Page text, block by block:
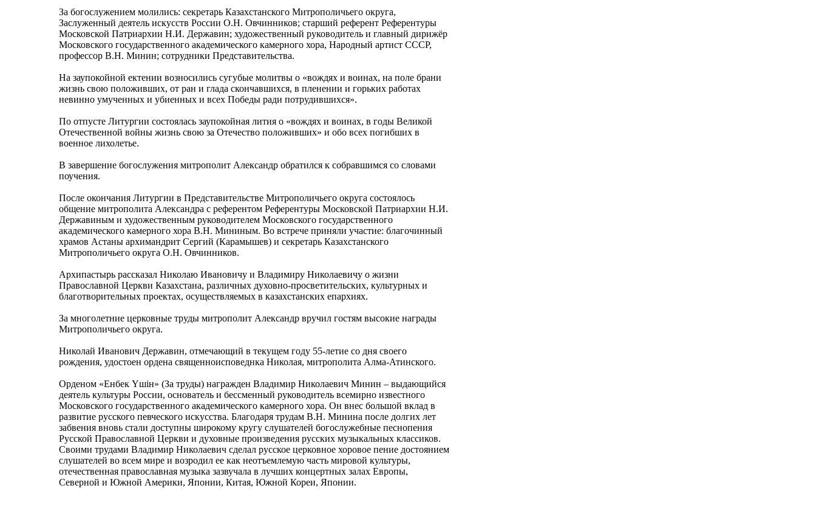
За богослужением молились: секретарь Казахстанского Митрополичьего округа,
Заслуженный деятель искусств России О.Н. Овчинников; старший референт Референтуры
Московской Патриархии Н.И. Державин; художественный руководитель и главный дирижёр
Московского государственного академического камерного хора, Народный артист СССР,
профессор В.Н. Минин; сотрудники Представительства.
На заупокойной ектении возносились сугубые молитвы о «вождях и воинах, на поле брани
жизнь свою положивших, от ран и глада скончавшихся, в пленении и горьких работах
невинно умученных и убиенных и всех Победы ради потрудившихся».
По отпусте Литургии состоялась заупокойная лития о «вождях и воинах, в годы Великой
Отечественной войны жизнь свою за Отечество положивших» и обо всех погибших в
военное лихолетье.
В завершение богослужения митрополит Александр обратился к собравшимся со словами
поучения.
После окончания Литургии в Представительстве Митрополичьего округа состоялось
общение митрополита Александра с референтом Референтуры Московской Патриархии Н.И.
Державиным и художественным руководителем Московского государственного
академического камерного хора В.Н. Мининым. Во встрече приняли участие: благочинный
храмов Астаны архимандрит Сергий (Карамышев) и секретарь Казахстанского
Митрополичьего округа О.Н. Овчинников.
Архипастырь рассказал Николаю Ивановичу и Владимиру Николаевичу о жизни
Православной Церкви Казахстана, различных духовно-просветительских, культурных и
благотворительных проектах, осуществляемых в казахстанских епархиях.
За многолетние церковные труды митрополит Александр вручил гостям высокие награды
Митрополичьего округа.
Николай Иванович Державин, отмечающий в текущем году 55-летие со дня своего
рождения, удостоен ордена священноисповеднка Николая, митрополита Алма-Атинского.
Орденом «Енбек Үшiн» (За труды) награжден Владимир Николаевич Минин – выдающийся
деятель культуры России, основатель и бессменный руководитель всемирно известного
Московского государственного академического камерного хора. Он внес большой вклад в
развитие русского певческого искусства. Благодаря трудам В.Н. Минина после долгих лет
забвения вновь стали доступны широкому кругу слушателей богослужебные песнопения
Русской Православной Церкви и духовные произведения русских музыкальных классиков.
Своими трудами Владимир Николаевич сделал русское церковное хоровое пение достоянием
слушателей во всем мире и возродил ее как неотъемлемую часть мировой культуры,
отечественная православная музыка зазвучала в лучших концертных залах Европы,
Северной и Южной Америки, Японии, Китая, Южной Кореи, Японии.